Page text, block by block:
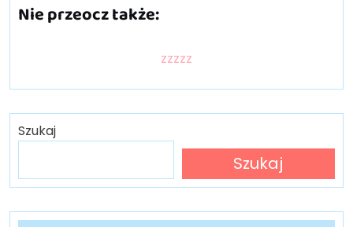
Nie przeocz także:
zzzzz
Szukaj
Szukaj